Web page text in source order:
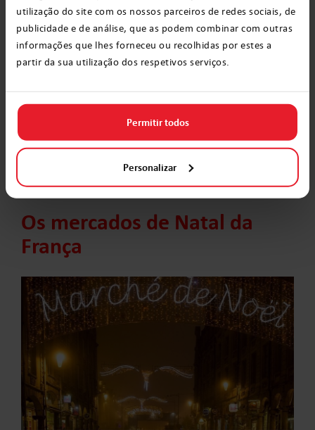
utilização do site com os nossos parceiros de redes sociais, de
publicidade e de análise, que as podem combinar com outras
informações que lhes forneceu ou recolhidas por estes a
partir da sua utilização dos respetivos serviços.
Permitir todos
Personalizar
tronco queimado na lareira.
Na Provença, a quantidade faz toda a
diferença: são servidos 7 pratos - que
- com 13 pães como acompanhamento
e 13 sobremesas. Os ingredientes podem
variar, mas nenhum dos pratos leva carne
vermelha.
Os mercados de Natal da
França